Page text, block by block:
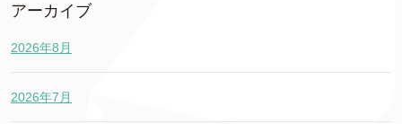
アーカイブ
2026年8月
2026年7月